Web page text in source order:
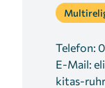
Telefon:
E-Mail:
kitas-